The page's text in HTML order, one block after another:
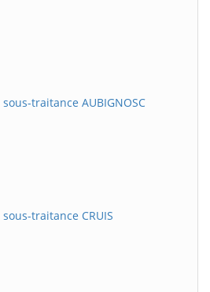
traitance AUBIGNOSC
traitance CRUIS